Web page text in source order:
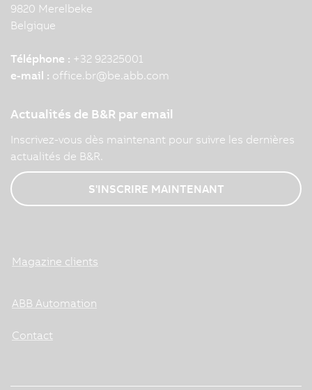
9820 Merelbeke
Belgique
Téléphone : +32 92325001
e-mail : office.br@be.abb.com
Actualités de B&R par email
Inscrivez-vous dès maintenant pour suivre les dernières
actualités de B&R.
S'INSCRIRE MAINTENANT
Magazine clients
ABB Automation
Contact